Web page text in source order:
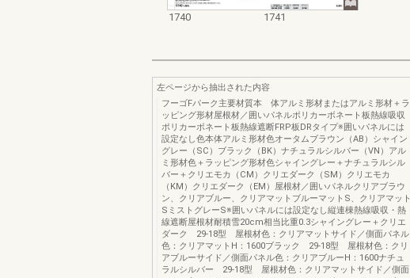
1740 1741
左ページから抽出された内容
フーゴFパーク主要材質本 体アルミ形材またはアルミ形材＋ラ
ッピング形材屋根材／囲いパネルポリカーボネート板熱線吸収
ポリカーボネート板熱線遮断FRP板DRタイプ※囲いパネルには
設定なし色本体アルミ形材色オータムブラウン（AB）シャイン
グレー（SC）ブラック（BK）ナチュラルシルバー（VN）アル
ミ形材色＋ラッピング形材色シャイングレー＋ナチュラルシル
バー＋クリエモカ（CM）クリエダーク（SM）クリエモカ
（KM）クリエダーク（EM）屋根材／囲いパネルクリアブラウ
ン、クリアブルー、クリアマットブルーマットS、クリアマット
SミストグレーS※囲いパネルには設定なし縦連棟熱線吸収・熱
線遮断屋根材耐積雪20cm相当比重0.3シャイングレー＋クリエ
ダーク 29-18型 屋根材色：クリアマットサイド／側面パネル
色：クリアマットH：1600ブラック 29-18型 屋根材色：クリ
アブルーサイド／側面パネル色：クリアブルーH：1600ナチュ
ラルシルバー 29-18型 屋根材色：クリアマットサイド／側面